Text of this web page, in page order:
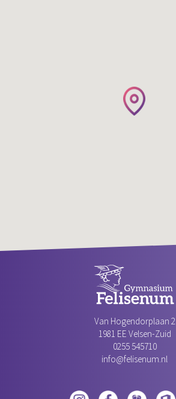
Van Hogendorplaan 2
1981 EE Velsen-Zuid‎
0255 545710
info@felisenum.nl